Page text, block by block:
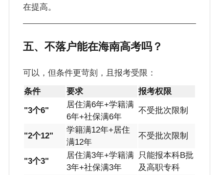
在提高。
五、不落户能在海南高考吗？
可以，但条件更苛刻，且报考受限：
条件
要求 报考权限
"3个6"
居住满6年+学籍满
6年+社保满6年
不受批次限制
"2个12"
学籍满12年+居住
满12年
不受批次限制
"3个3"
居住满3年+学籍满
3年+社保满3年
只能报本科B批
及高职专科